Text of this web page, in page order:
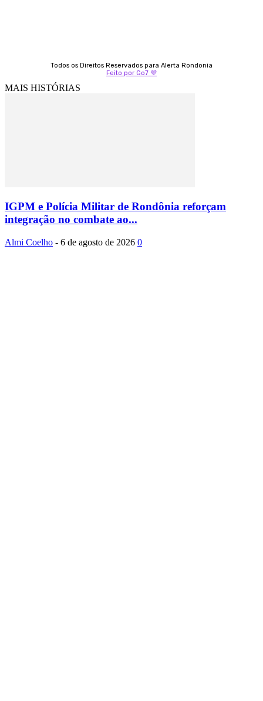
Todos os Direitos Reservados para Alerta Rondonia
Feito por Go7 💜
MAIS HISTÓRIAS
IGPM e Polícia Militar de Rondônia reforçam
integração no combate ao...
Almi Coelho - 6 de agosto de 2026 0